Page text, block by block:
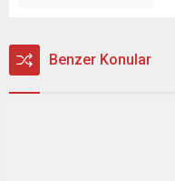
Benzer Konular